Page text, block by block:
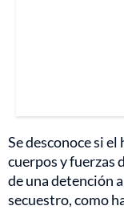
Se desconoce si
cuerpos y fuerzas
de una detención
secuestro, como